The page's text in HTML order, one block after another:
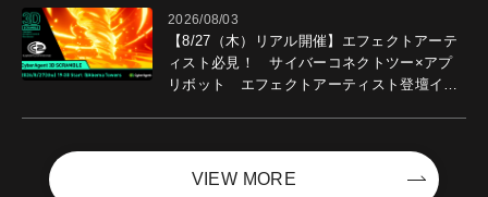
2026/08/03
【8/27（木）リアル開催】エフェクトアーテ
ィスト必見！ サイバーコネクトツー×アプ
リボット エフェクトアーティスト登壇イベ
VIEW MORE